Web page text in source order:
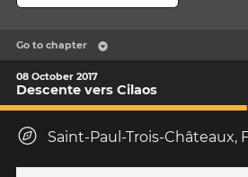
Go to chapter
08 October 2017
Descente vers Cilaos
Saint-Paul-Trois-Châteaux,